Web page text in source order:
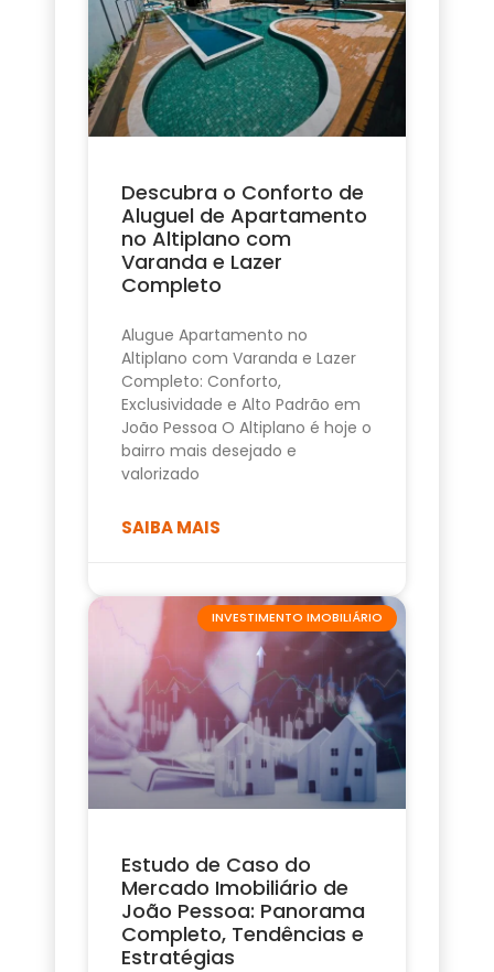
Descubra o Conforto de
Aluguel de Apartamento
no Altiplano com
Varanda e Lazer
Completo
Alugue Apartamento no
Altiplano com Varanda e Lazer
Completo: Conforto,
Exclusividade e Alto Padrão em
João Pessoa O Altiplano é hoje o
bairro mais desejado e
valorizado
SAIBA MAIS
INVESTIMENTO IMOBILIÁRIO
Estudo de Caso do
Mercado Imobiliário de
João Pessoa: Panorama
Completo, Tendências e
Estratégias